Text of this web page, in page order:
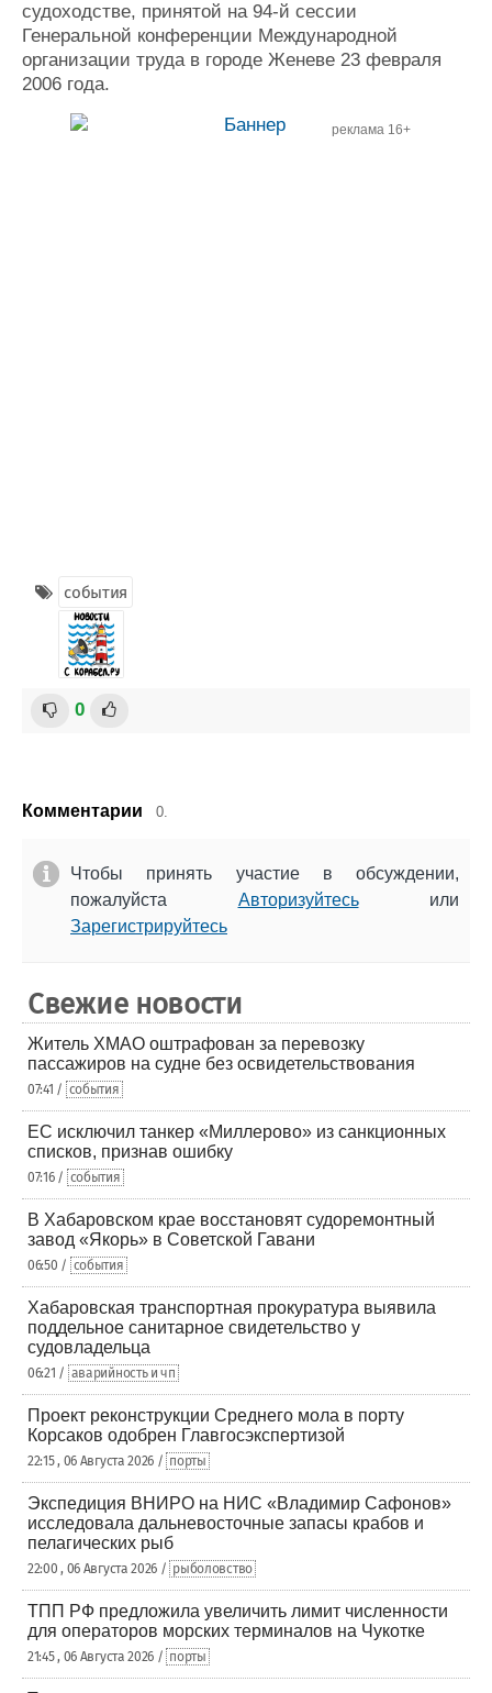
судоходстве, принятой на 94-й сессии
Генеральной конференции Международной
организации труда в городе Женеве 23 февраля
2006 года.
реклама 16+
события
0
Комментарии 0.
Чтобы принять участие в обсуждении,
пожалуйста Авторизуйтесьили
Зарегистрируйтесь
Свежие новости
Житель ХМАО оштрафован за перевозку
пассажиров на судне без освидетельствования
07:41 / события
ЕС исключил танкер «Миллерово» из санкционных
списков, признав ошибку
07:16 / события
В Хабаровском крае восстановят судоремонтный
завод «Якорь» в Советской Гавани
06:50 / события
Хабаровская транспортная прокуратура выявила
поддельное санитарное свидетельство у
судовладельца
06:21 / аварийность и чп
Проект реконструкции Среднего мола в порту
Корсаков одобрен Главгосэкспертизой
22:15 , 06 Августа 2026 / порты
Экспедиция ВНИРО на НИС «Владимир Сафонов»
исследовала дальневосточные запасы крабов и
пелагических рыб
22:00 , 06 Августа 2026 / рыболовство
ТПП РФ предложила увеличить лимит численности
для операторов морских терминалов на Чукотке
21:45 , 06 Августа 2026 / порты